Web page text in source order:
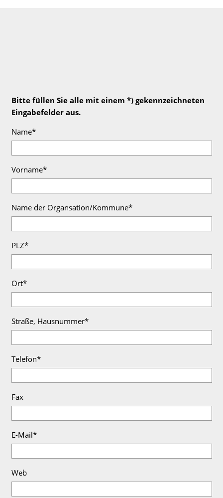
Bitte füllen Sie alle mit einem *) gekennzeichneten
Eingabefelder aus.
Name*
Vorname*
Name der Organsation/Kommune*
PLZ*
Ort*
Straße, Hausnummer*
Telefon*
Fax
E-Mail*
Web